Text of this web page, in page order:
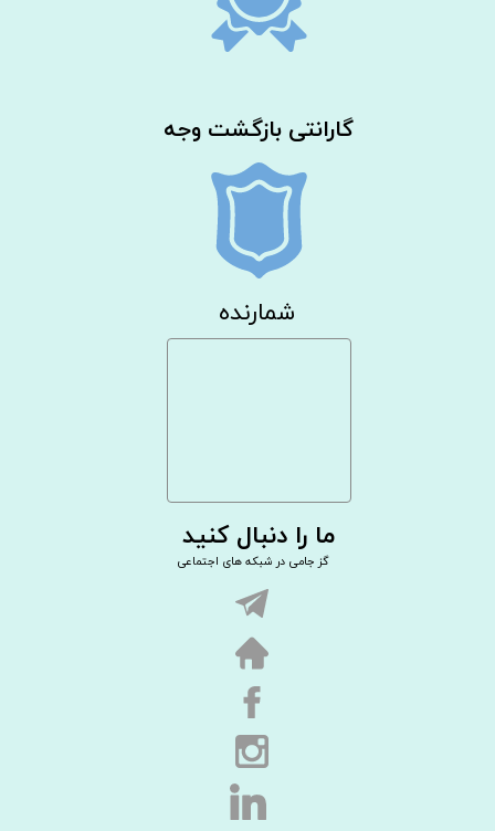
گز جامی در شبکه های اجتماعی
ما را دنبال کنید
گارانتی بازگشت وجه
شمارنده